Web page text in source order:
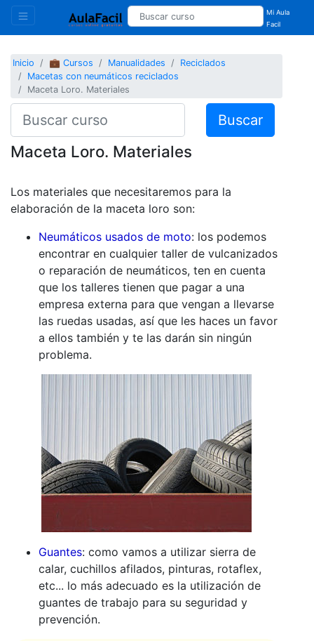
Mi Aula
Facil
Inicio 💼 Cursos Manualidades
Reciclados
Macetas con neumáticos reciclados
Maceta Loro. Materiales
Buscar
Maceta Loro. Materiales
Los materiales que necesitaremos para la
elaboración de la maceta loro son:
Neumáticos usados de moto: los podemos
encontrar en cualquier taller de vulcanizados
o reparación de neumáticos, ten en cuenta
que los talleres tienen que pagar a una
empresa externa para que vengan a llevarse
las ruedas usadas, así que les haces un favor
a ellos también y te las darán sin ningún
problema.
Guantes: como vamos a utilizar sierra de
calar, cuchillos afilados, pinturas, rotaflex,
etc... lo más adecuado es la utilización de
guantes de trabajo para su seguridad y
prevención.